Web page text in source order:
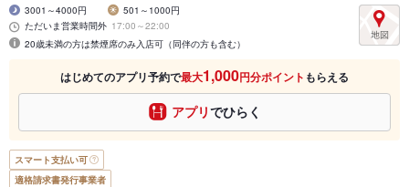
3001～4000円
501～1000円
ただいま営業時間外 17:00～22:00
20歳未満の方は禁煙席のみ入店可（同伴の方も含む）
はじめてのアプリ予約で最大1,000円分ポイント もらえる
アプリでひらく
スマート支払い可
適格請求書発行事業者